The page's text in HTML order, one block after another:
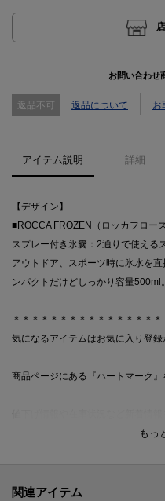
お問い合わせ
返品不可 返品について お
アイテム説明 詳細
【デザイン】
■ROCCA FROZEN（ロッカフローズ
スプレー付き氷嚢：2通りで使える
アウトドア、スポーツ時に氷水を
ンパクトだけどしっかり容量500ml。
＊＊＊＊＊＊＊＊＊＊＊＊＊＊＊
気になるアイテムはお気に入り登録
商品ページにある『ハートマーク
マイページからお気に入りアイテ
関連アイテム